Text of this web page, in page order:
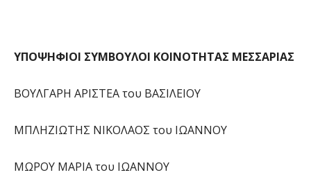
ΥΠΟΨΗΦΙΟΙ ΣΥΜΒΟΥΛΟΙ ΚΟΙΝΟΤΗΤΑΣ ΜΕΣΣΑΡΙΑΣ
ΒΟΥΛΓΑΡΗ ΑΡΙΣΤΕΑ του ΒΑΣΙΛΕΙΟΥ
ΜΠΛΗΖΙΩΤΗΣ ΝΙΚΟΛΑΟΣ του ΙΩΑΝΝΟΥ
ΜΩΡΟΥ ΜΑΡΙΑ του ΙΩΑΝΝΟΥ